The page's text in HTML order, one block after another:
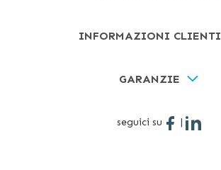
INFORMAZIONI CLIENTI
GARANZIE
seguici su |